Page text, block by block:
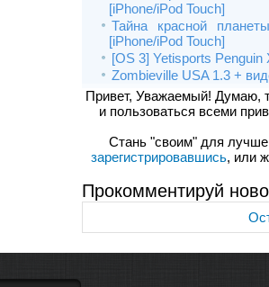
[iPhone/iPod Touch]
Тайна красной
[iPhone/iPod Touch]
[OS 3] Yetisports Penguin
Zombieville USA 1.3 +
Привет, Уважаемый! Думаю,
и пользоваться всеми
Стань "своим" для
зарегистрировавшись, или
Прокомментируй